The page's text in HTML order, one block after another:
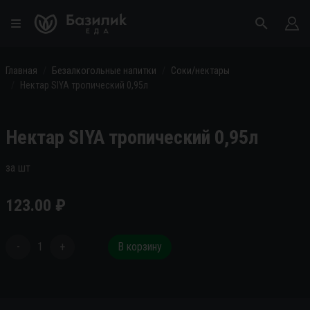
Главная Безалкогольные напитки
Соки/нектары
Нектар SIYA тропический 0,95л
Нектар SIYA тропический 0,95л
за шт
123.00 ₽
- 1 + В корзину